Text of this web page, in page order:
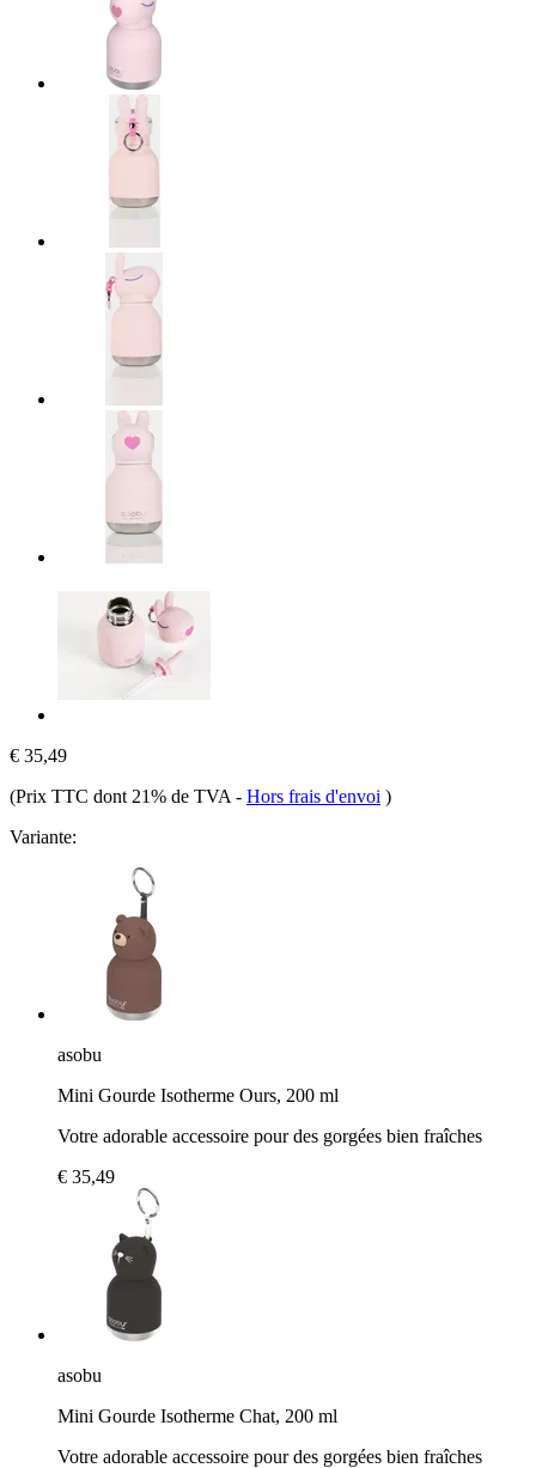
€ 35,49
(Prix TTC dont 21% de TVA - Hors frais d'envoi )
Variante:
asobu
Mini Gourde Isotherme Ours, 200 ml
Votre adorable accessoire pour des gorgées bien fraîches
€ 35,49
asobu
Mini Gourde Isotherme Chat, 200 ml
Votre adorable accessoire pour des gorgées bien fraîches